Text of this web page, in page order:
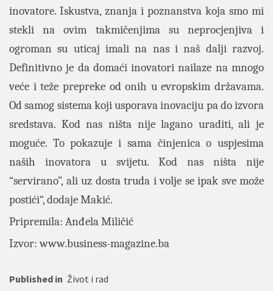
inovatore. Iskustva, znanja i poznanstva koja smo mi
stekli na ovim takmičenjima su neprocjenjiva i
ogroman su uticaj imali na nas i naš dalji razvoj.
Definitivno je da domaći inovatori nailaze na mnogo
veće i teže prepreke od onih u evropskim državama.
Od samog sistema koji usporava inovaciju pa do izvora
sredstava. Kod nas ništa nije lagano uraditi, ali je
moguće. To pokazuje i sama činjenica o uspjesima
naših inovatora u svijetu. Kod nas ništa nije
“servirano”, ali uz dosta truda i volje se ipak sve može
postići“, dodaje Makić.
Pripremila: Anđela Miličić
Izvor: www.business-magazine.ba
Published in Život i rad